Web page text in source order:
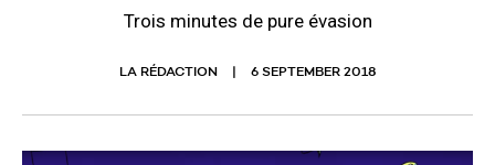
Trois minutes de pure évasion
LA RÉDACTION 6 SEPTEMBER 2018